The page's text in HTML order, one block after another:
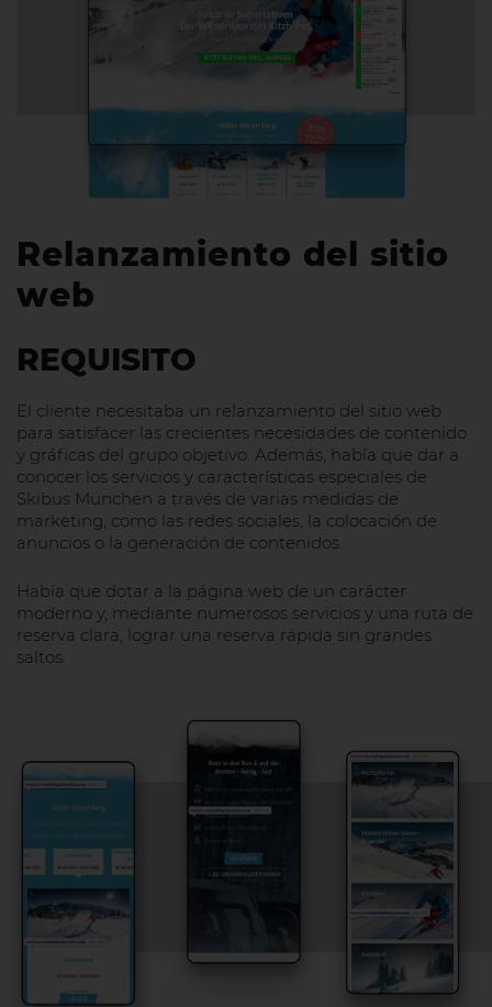
Relanzamiento del sitio
web
REQUISITO
El cliente necesitaba un relanzamiento del sitio web
para satisfacer las crecientes necesidades de contenido
y gráficas del grupo objetivo. Además, había que dar a
conocer los servicios y características especiales de
Skibus München a través de varias medidas de
marketing, como las redes sociales, la colocación de
anuncios o la generación de contenidos.
Había que dotar a la página web de un carácter
moderno y, mediante numerosos servicios y una ruta de
reserva clara, lograr una reserva rápida sin grandes
saltos.